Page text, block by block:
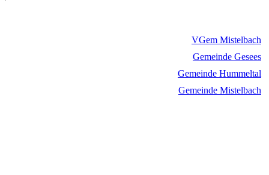
VGem Mistelbach
Gemeinde Gesees
Gemeinde Hummeltal
Gemeinde Mistelbach